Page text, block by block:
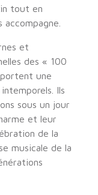
tout en
et
des « 100
une
Ils
sous un jour
et leur
de la
musicale de la